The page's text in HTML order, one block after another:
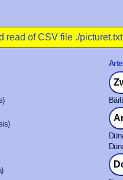
read of CSV file ./picturet.txt